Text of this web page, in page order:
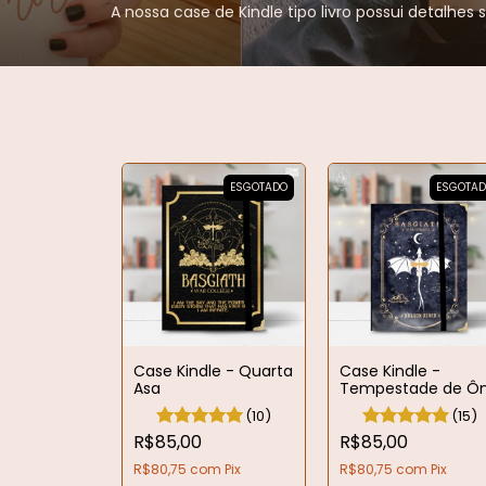
A nossa case de Kindle tipo livro possui
ESGOTADO
Case Kindle - Quarta
Asa
(10)
R$85,00
R$80,75 com Pix
Case Kindle -
Tempestade de
(15)
R$85,00
R$80,75 com Pix